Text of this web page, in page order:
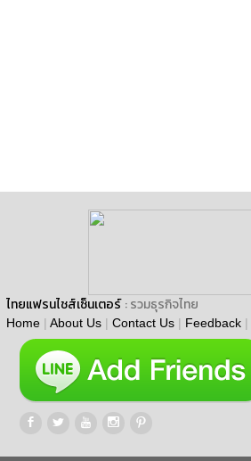
ไทยแฟรนไชส์เซ็นเตอร์ : รวมธุรกิจไทย
Home | About Us | Contact Us | Feedback |